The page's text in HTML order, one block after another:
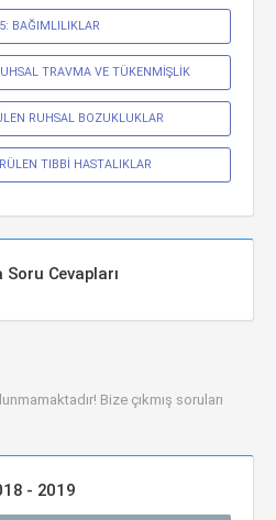
BAĞIMLILIKLAR
TRAVMA VE TÜKENMİŞLİK
RUHSAL BOZUKLUKLAR
TIBBİ HASTALIKLAR
Soru Cevapları
Bize çıkmış soruları
- 2019